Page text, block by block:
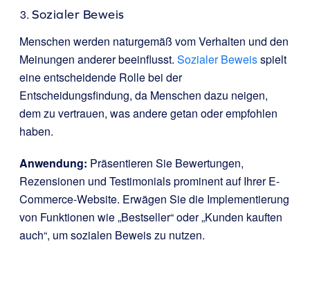
Sozialer Beweis
Menschen werden naturgemäß vom Verhalten und den
Meinungen anderer beeinflusst. Sozialer Beweisspielt
eine entscheidende Rolle bei der
Entscheidungsfindung, da Menschen dazu neigen,
dem zu vertrauen, was andere getan oder empfohlen
haben.
Anwendung: Präsentieren Sie Bewertungen,
Rezensionen und Testimonials prominent auf Ihrer E-
Commerce-Website. Erwägen Sie die Implementierung
von Funktionen wie „Bestseller“ oder „Kunden kauften
auch“, um sozialen Beweis zu nutzen.